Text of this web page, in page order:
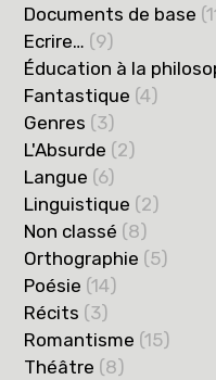
Documents de base
Ecrire… (9)
Éducation à la
Fantastique (4)
Genres (3)
L'Absurde (2)
Langue (6)
Linguistique (2)
Non classé (8)
Orthographie (5)
Poésie (14)
Récits (3)
Romantisme (15)
Théâtre (8)